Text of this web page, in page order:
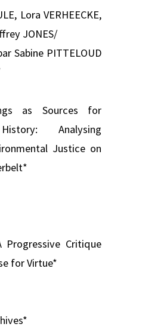
Lora VERHEECKE,
JONES/
Sabine PITTELOUD
as Sources for
Analysing
Justice on
Progressive Critique
for Virtue*